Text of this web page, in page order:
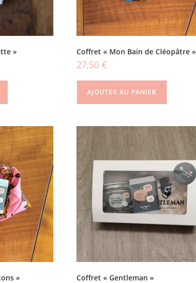
» Coffret « Mon Bain de Cléopâtre »
27,50€
AJOUTER AU PANIER
» Coffret « Gentleman »